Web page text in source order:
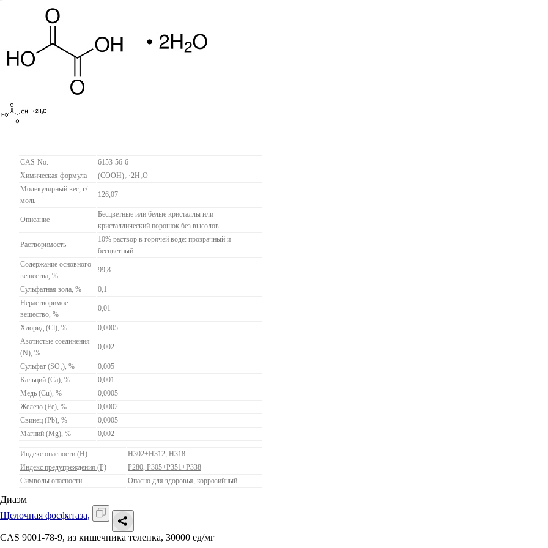
CAS-No.
6153-56-6
Химическая формула
(COOH)₂ ·2H₂O
Молекулярный вес, г/
моль
126,07
Описание
Бесцветные или белые кристаллы или
кристаллический порошок без высолов
Растворимость
10% раствор в горячей воде: прозрачный и
бесцветный
Содержание основного
вещества, %
99,8
Сульфатная зола, %
0,1
Нерастворимое
вещество, %
0,01
Хлорид (Cl), %
0,0005
Азотистые соединения
(N), %
0,002
Сульфат (SO₄), %
0,005
Кальций (Ca), %
0,001
Медь (Cu), %
0,0005
Железо (Fe), %
0,0002
Свинец (Pb), %
0,0005
Магний (Mg), %
0,002
Индекс опасности (H)
H302+H312, H318
Индекс предупреждения (P)
P280, P305+P351+P338
Символы опасности
Опасно для здоровья, коррозийный
Диаэм
Щелочная фосфатаза,
CAS 9001-78-9, из кишечника теленка, 30000 ед/мг